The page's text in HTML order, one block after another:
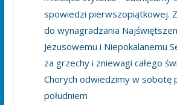
spowiedzi pierwszopiątkowej.
do wynagradzania
Jezusowemu i Niepokalanemu
za grzechy i zniewagi całego
Chorych odwiedzimy w sobotę
południem